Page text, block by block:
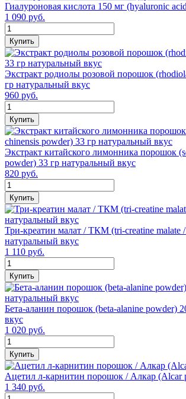
Гиалуроновая кислота 150 мг (hyaluronic
1 090 руб.
Купить
Экстракт родиолы розовой порошок
гр натуральный вкус
960 руб.
Купить
Экстракт китайского лимонника порошок
powder) 33 гр натуральный вкус
820 руб.
Купить
Три-креатин малат / ТКМ (tri-creatine malate
натуральный вкус
1 110 руб.
Купить
Бета-аланин порошок (beta-alanine powder)
вкус
1 020 руб.
Купить
Ацетил л-карнитин порошок / Алкар (Alcar
1 340 руб.